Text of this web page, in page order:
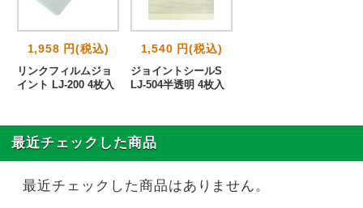
1,958 円(税込)
リンクフィルムジョ
イント LJ-200 4枚入
1,540 円(税込)
ジョイントシールS
LJ-504半透明 4枚入
最近チェックした商品
最近チェックした商品はありません。